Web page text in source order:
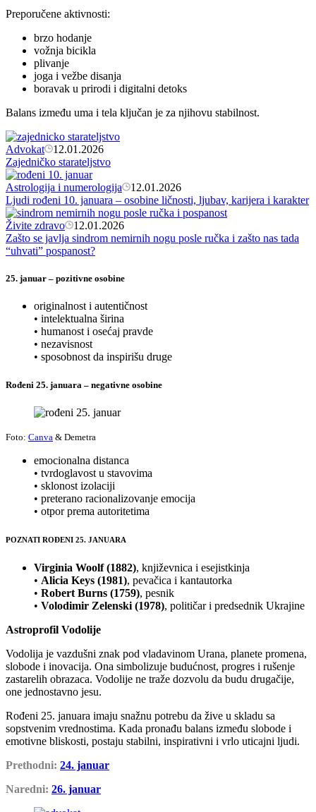
Preporučene aktivnosti:
brzo hodanje
vožnja bicikla
plivanje
joga i vežbe disanja
boravak u prirodi i digitalni detoks
Balans između uma i tela ključan je za njihovu stabilnost.
Advokat
12.01.2026
Zajedničko starateljstvo
Astrologija i numerologija
12.01.2026
Ljudi rođeni 10. januara – osobine ličnosti, ljubav, karijera i karakter
Živite zdravo
12.01.2026
Zašto se javlja sindrom nemirnih nogu posle ručka i zašto nas tada
“uhvati” pospanost?
25. januar – pozitivne osobine
originalnost i autentičnost
• intelektualna širina
• humanost i osećaj pravde
• nezavisnost
• sposobnost da inspirišu druge
Rođeni 25. januara – negativne osobine
Foto: Canva & Demetra
emocionalna distanca
• tvrdoglavost u stavovima
• sklonost izolaciji
• preterano racionalizovanje emocija
• otpor prema autoritetima
POZNATI ROĐENI 25. JANUARA
Virginia Woolf (1882), književnica i esejistkinja
• Alicia Keys (1981), pevačica i kantautorka
• Robert Burns (1759), pesnik
• Volodimir Zelenski (1978), političar i predsednik Ukrajine
Astroprofil Vodolije
Vodolija je vazdušni znak pod vladavinom Urana, planete promena,
slobode i inovacija. Ona simbolizuje budućnost, progres i rušenje
zastarelih obrazaca. Vodolije ne traže dozvolu da budu drugačije,
one jednostavno jesu.
Rođeni 25. januara imaju snažnu potrebu da žive u skladu sa
sopstvenim vrednostima. Kada pronađu balans između slobode i
emotivne bliskosti, postaju stabilni, inspirativni i vrlo uticajni ljudi.
Prethodni: 24. januar
Naredni: 26. januar